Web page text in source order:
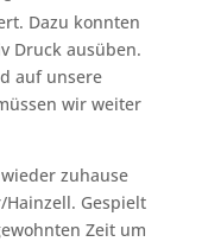
Dazu konnten
Druck ausüben.
auf unsere
wir weiter
zuhause
Gespielt
Zeit um